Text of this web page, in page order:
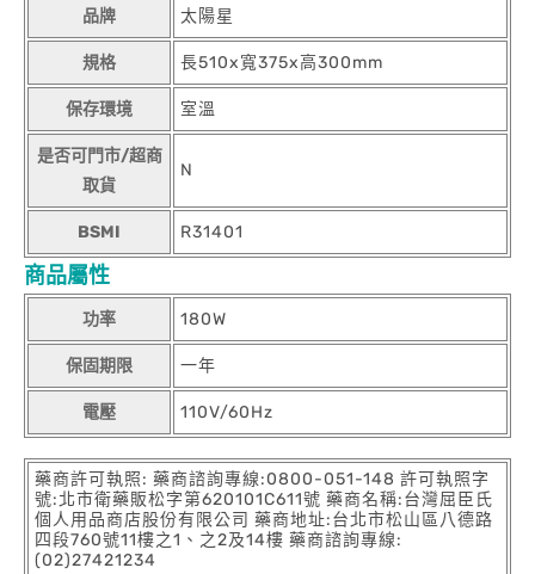
品牌 太陽星
規格 長510x寬375x高300mm
保存環境 室溫
是否可門市/超商
取貨
N
BSMI R31401
商品屬性
功率 180W
保固期限 一年
電壓 110V/60Hz
藥商許可執照: 藥商諮詢專線:0800-051-148 許可執照字
號:北市衛藥販松字第620101C611號 藥商名稱:台灣屈臣氏
個人用品商店股份有限公司 藥商地址:台北市松山區八德路
四段760號11樓之1、之2及14樓 藥商諮詢專線:
(02)27421234